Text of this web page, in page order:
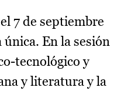
7 de septiembre
En la sesión
tecnológico y
y literatura y la